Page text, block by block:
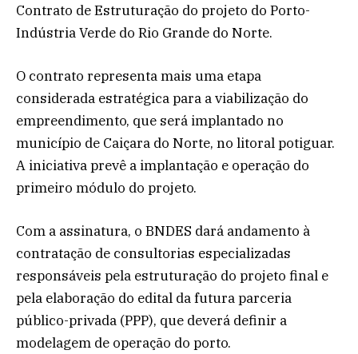
Contrato de Estruturação do projeto do Porto-
Indústria Verde do Rio Grande do Norte.
O contrato representa mais uma etapa
considerada estratégica para a viabilização do
empreendimento, que será implantado no
município de Caiçara do Norte, no litoral potiguar.
A iniciativa prevê a implantação e operação do
primeiro módulo do projeto.
Com a assinatura, o BNDES dará andamento à
contratação de consultorias especializadas
responsáveis pela estruturação do projeto final e
pela elaboração do edital da futura parceria
público-privada (PPP), que deverá definir a
modelagem de operação do porto.